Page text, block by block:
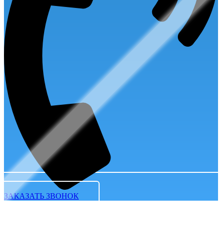
ЗАКАЗАТЬ ЗВОНОК